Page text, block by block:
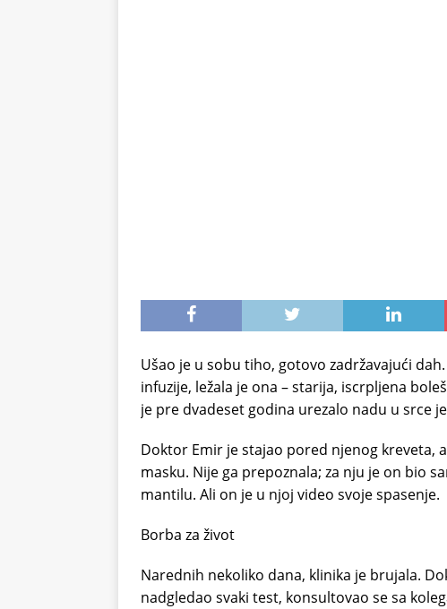
Ušao je u sobu tiho, gotovo zadržavajući
infuzije, ležala je ona – starija, iscrpljena
je pre dvadeset godina urezalo nadu u srce
Doktor Emir je stajao pored njenog kreveta,
masku. Nije ga prepoznala; za nju je on bio
mantilu. Ali on je u njoj video svoje spasenje.
Borba za život
Narednih nekoliko dana, klinika je brujala.
nadgledao svaki test, konsultovao se sa